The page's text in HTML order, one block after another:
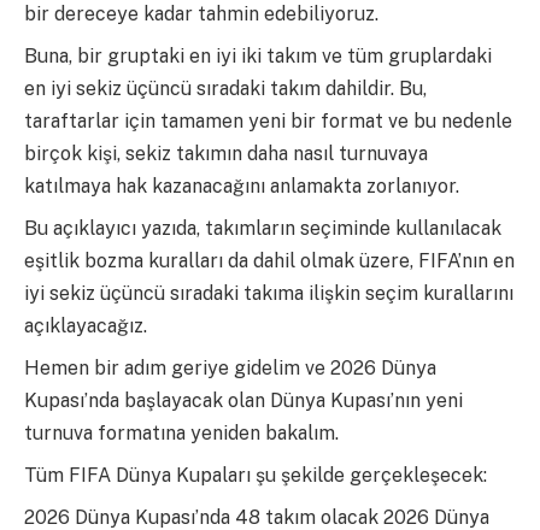
bir dereceye kadar tahmin edebiliyoruz.
Buna, bir gruptaki en iyi iki takım ve tüm gruplardaki
en iyi sekiz üçüncü sıradaki takım dahildir. Bu,
taraftarlar için tamamen yeni bir format ve bu nedenle
birçok kişi, sekiz takımın daha nasıl turnuvaya
katılmaya hak kazanacağını anlamakta zorlanıyor.
Bu açıklayıcı yazıda, takımların seçiminde kullanılacak
eşitlik bozma kuralları da dahil olmak üzere, FIFA’nın en
iyi sekiz üçüncü sıradaki takıma ilişkin seçim kurallarını
açıklayacağız.
Hemen bir adım geriye gidelim ve 2026 Dünya
Kupası’nda başlayacak olan Dünya Kupası’nın yeni
turnuva formatına yeniden bakalım.
Tüm FIFA Dünya Kupaları şu şekilde gerçekleşecek:
2026 Dünya Kupası’nda 48 takım olacak 2026 Dünya